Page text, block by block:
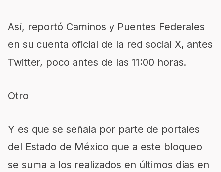
Así, reportó Caminos y Puentes Federales
en su cuenta oficial de la red social X, antes
Twitter, poco antes de las 11:00 horas.
Otro
Y es que se señala por parte de portales
del Estado de México que a este bloqueo
se suma a los realizados en últimos días en